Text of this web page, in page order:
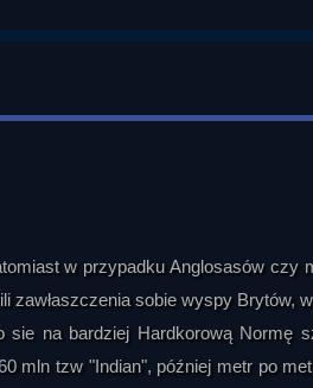
w przypadku Anglosasów czy
zawłaszczenia sobie wyspy Brytów,
sie na bardziej Hardkorową Normę
mln tzw "Indian", później metr po